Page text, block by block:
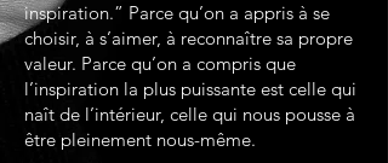
inspiration.” Parce qu’on a appris à se
choisir, à s’aimer, à reconnaître sa propre
valeur. Parce qu’on a compris que
l’inspiration la plus puissante est celle qui
naît de l’intérieur, celle qui nous pousse à
être pleinement nous-même.